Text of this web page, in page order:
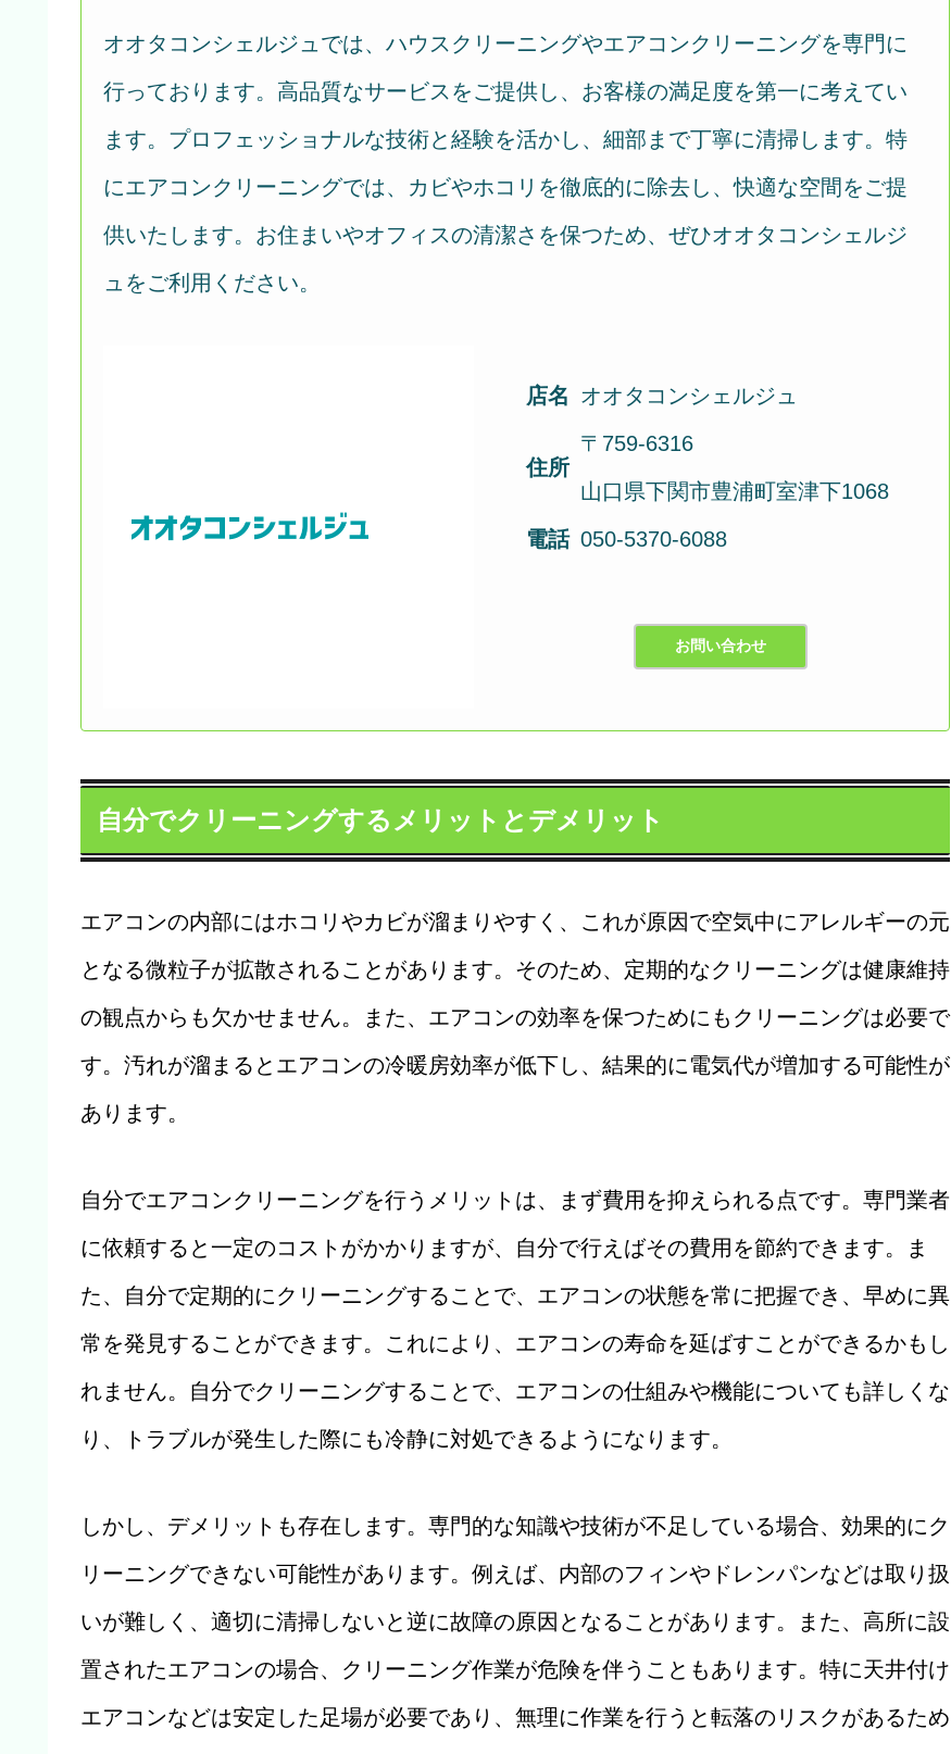
オオタコンシェルジュでは、ハウスクリーニングやエアコンクリーニングを専門に
行っております。高品質なサービスをご提供し、お客様の満足度を第一に考えてい
ます。プロフェッショナルな技術と経験を活かし、細部まで丁寧に清掃します。特
にエアコンクリーニングでは、カビやホコリを徹底的に除去し、快適な空間をご提
供いたします。お住まいやオフィスの清潔さを保つため、ぜひオオタコンシェルジ
ュをご利用ください。
店名 オオタコンシェルジュ
住所
〒759-6316
山口県下関市豊浦町室津下1068
電話 050-5370-6088
お問い合わせ
自分でクリーニングするメリットとデメリット
エアコンの内部にはホコリやカビが溜まりやすく、これが原因で空気中にアレルギーの元
となる微粒子が拡散されることがあります。そのため、定期的なクリーニングは健康維持
の観点からも欠かせません。また、エアコンの効率を保つためにもクリーニングは必要で
す。汚れが溜まるとエアコンの冷暖房効率が低下し、結果的に電気代が増加する可能性が
あります。
自分でエアコンクリーニングを行うメリットは、まず費用を抑えられる点です。専門業者
に依頼すると一定のコストがかかりますが、自分で行えばその費用を節約できます。ま
た、自分で定期的にクリーニングすることで、エアコンの状態を常に把握でき、早めに異
常を発見することができます。これにより、エアコンの寿命を延ばすことができるかもし
れません。自分でクリーニングすることで、エアコンの仕組みや機能についても詳しくな
り、トラブルが発生した際にも冷静に対処できるようになります。
しかし、デメリットも存在します。専門的な知識や技術が不足している場合、効果的にク
リーニングできない可能性があります。例えば、内部のフィンやドレンパンなどは取り扱
いが難しく、適切に清掃しないと逆に故障の原因となることがあります。また、高所に設
置されたエアコンの場合、クリーニング作業が危険を伴うこともあります。特に天井付け
エアコンなどは安定した足場が必要であり、無理に作業を行うと転落のリスクがあるため